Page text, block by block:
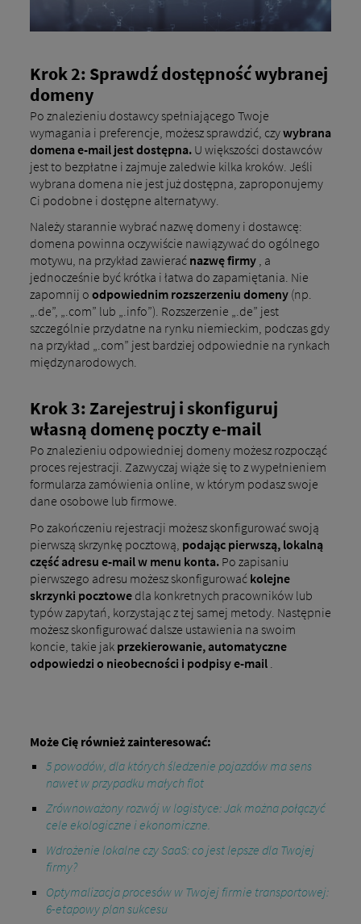
Krok 2: Sprawdź dostępność wybranej
domeny
Po znalezieniu dostawcy spełniającego Twoje
wymagania i preferencje, możesz sprawdzić, czywybrana
domena e-mail jest dostępna.U większości dostawców
jest to bezpłatne i zajmuje zaledwie kilka kroków. Jeśli
wybrana domena nie jest już dostępna, zaproponujemy
Ci podobne i dostępne alternatywy.
Należy starannie wybrać nazwę domeny i dostawcę:
domena powinna oczywiście nawiązywać do ogólnego
motywu, na przykład zawierać nazwę firmy, a
jednocześnie być krótka i łatwa do zapamiętania. Nie
zapomnij o odpowiednim rozszerzeniu domeny(np.
„.de”, „.com” lub „.info”). Rozszerzenie „.de” jest
szczególnie przydatne na rynku niemieckim, podczas gdy
na przykład „.com” jest bardziej odpowiednie na rynkach
międzynarodowych.
Krok 3: Zarejestruj i skonfiguruj
własną domenę poczty e-mail
Po znalezieniu odpowiedniej domeny możesz rozpocząć
proces rejestracji. Zazwyczaj wiąże się to z wypełnieniem
formularza zamówienia online, w którym podasz swoje
dane osobowe lub firmowe.
Po zakończeniu rejestracji możesz skonfigurować swoją
pierwszą skrzynkę pocztową, podając pierwszą, lokalną
część adresu e-mail w menu konta.Po zapisaniu
pierwszego adresu możesz skonfigurować kolejne
skrzynki pocztowedla konkretnych pracowników lub
typów zapytań, korzystając z tej samej metody. Następnie
możesz skonfigurować dalsze ustawienia na swoim
koncie, takie jak przekierowanie, automatyczne
odpowiedzi o nieobecności i podpisy e-mail.
Może Cię również zainteresować:
5 powodów, dla których śledzenie pojazdów ma sens
nawet w przypadku małych flot
Zrównoważony rozwój w logistyce: Jak można połączyć
cele ekologiczne i ekonomiczne.
Wdrożenie lokalne czy SaaS: co jest lepsze dla Twojej
firmy?
Optymalizacja procesów w Twojej firmie transportowej:
6-etapowy plan sukcesu